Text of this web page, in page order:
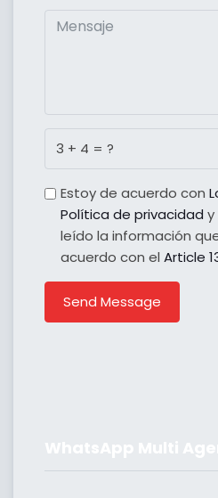
Estoy de acuerdo con
Política de privacidad y
leído la información
acuerdo con el Article
Send Message